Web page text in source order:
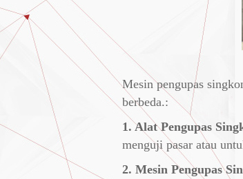
Mesin pengupas
berbeda.:
1. Alat Pengupas
menguji pasar atau
2. Mesin Pengupas